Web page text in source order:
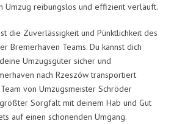
Umzug reibungslos und effizient verläuft.
die Zuverlässigkeit und Pünktlichkeit des
Bremerhaven Teams. Du kannst dich
Umzugsgüter sicher und
nach Rzeszów transportiert
von Umzugsmeister Schröder
Sorgfalt mit deinem Hab und Gut
auf einen schonenden Umgang.